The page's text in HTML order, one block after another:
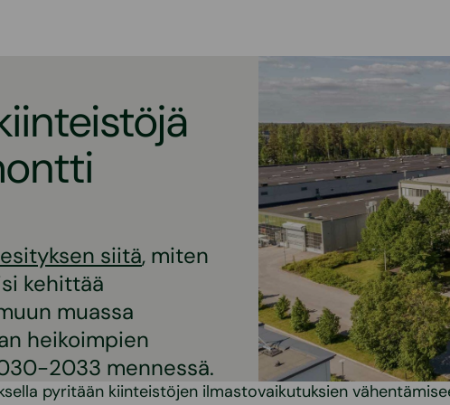
siitä, miten
kehittää
muassa
heikoimpien
2033 mennessä.
pyritään kiinteistöjen ilmastovaikutuksien